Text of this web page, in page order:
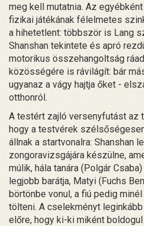
meg kell mutatnia. Az
fizikai játékának félelmetes
a hihetetlent: többször is Lang
Shanshan tekintete és apró
motorikus összehangoltság
közösségére is rávilágít: bár
ugyanaz a vágy hajtja őket -
otthonról.
A testért zajló versenyfutást az
hogy a testvérek
állnak a startvonalra: Shanshan
zongoravizsgájára készülne,
múlik, hála tanára (Polgár
legjobb barátja, Matyi (Fuchs
börtönbe vonul, a fiú pedig
tölteni. A cselekményt
előre, hogy ki-ki miként